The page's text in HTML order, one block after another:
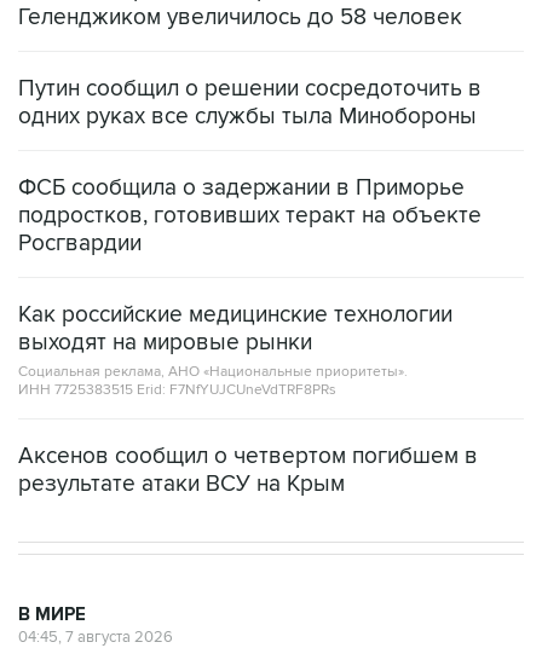
Геленджиком увеличилось до 58 человек
Путин сообщил о решении сосредоточить в
одних руках все службы тыла Минобороны
ФСБ сообщила о задержании в Приморье
подростков, готовивших теракт на объекте
Росгвардии
Как российские медицинские технологии
выходят на мировые рынки
Социальная реклама, АНО «Национальные приоритеты».
ИНН 7725383515 Erid: F7NfYUJCUneVdTRF8PRs
Аксенов сообщил о четвертом погибшем в
результате атаки ВСУ на Крым
В МИРЕ
04:45, 7 августа 2026